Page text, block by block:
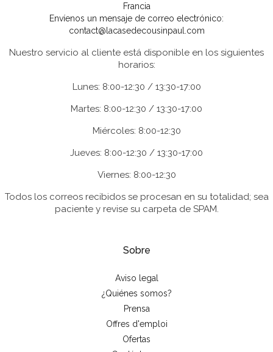
Francia
Envíenos un mensaje de correo electrónico:
contact@lacasedecousinpaul.com
Nuestro servicio al cliente está disponible en los siguientes
horarios:
Lunes: 8:00-12:30 / 13:30-17:00
Martes: 8:00-12:30 / 13:30-17:00
Miércoles: 8:00-12:30
Jueves: 8:00-12:30 / 13:30-17:00
Viernes: 8:00-12:30
Todos los correos recibidos se procesan en su totalidad; sea
paciente y revise su carpeta de SPAM.
Sobre
Aviso legal
¿Quiénes somos?
Prensa
Offres d'emploi
Ofertas